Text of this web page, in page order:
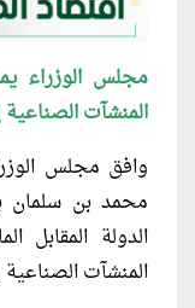
مجلس الوزراء
المنشآت الصناعية
وافق مجلس
محمد بن سلمان
الدولة المقابل
المنشآت الصناعية إلى